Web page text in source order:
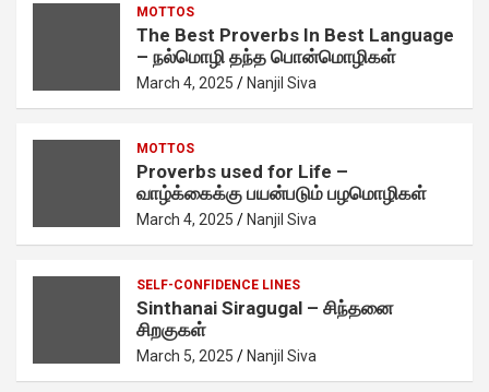
MOTTOS
The Best Proverbs In Best Language
– நல்மொழி தந்த பொன்மொழிகள்
March 4, 2025 Nanjil Siva
MOTTOS
Proverbs used for Life –
வாழ்க்கைக்கு பயன்படும் பழமொழிகள்
March 4, 2025 Nanjil Siva
SELF-CONFIDENCE LINES
Sinthanai Siragugal – சிந்தனை
சிறகுகள்
March 5, 2025 Nanjil Siva